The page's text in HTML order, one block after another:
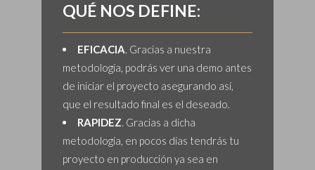
QUÉ NOS DEFINE:
EFICACIA. Gracias a nuestra
metodología, podrás ver una demo antes
de iniciar el proyecto asegurando así,
que el resultado final es el deseado.
RAPIDEZ. Gracias a dicha
metodología, en pocos días tendrás tu
proyecto en producción ya sea en